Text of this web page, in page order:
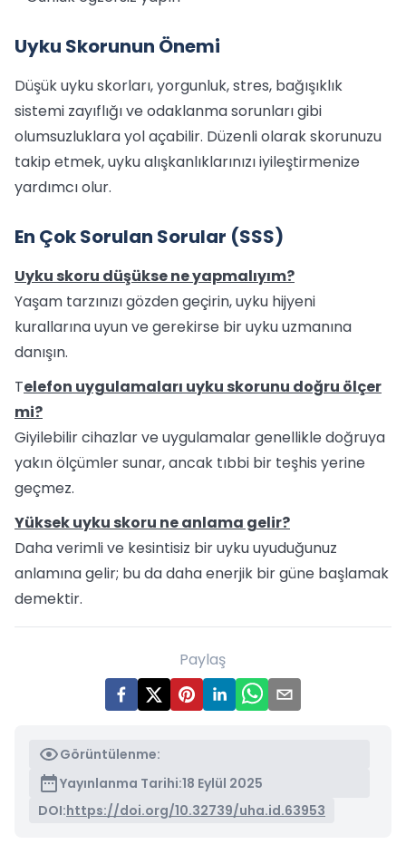
Uyku Skorunun Önemi
Düşük uyku skorları, yorgunluk, stres, bağışıklık
sistemi zayıflığı ve odaklanma sorunları gibi
olumsuzluklara yol açabilir. Düzenli olarak skorunuzu
takip etmek, uyku alışkanlıklarınızı iyileştirmenize
yardımcı olur.
En Çok Sorulan Sorular (SSS)
Uyku skoru düşükse ne yapmalıyım?
Yaşam tarzınızı gözden geçirin, uyku hijyeni
kurallarına uyun ve gerekirse bir uyku uzmanına
danışın.
Telefon uygulamaları uyku skorunu doğru ölçer
mi?
Giyilebilir cihazlar ve uygulamalar genellikle doğruya
yakın ölçümler sunar, ancak tıbbi bir teşhis yerine
geçmez.
Yüksek uyku skoru ne anlama gelir?
Daha verimli ve kesintisiz bir uyku uyuduğunuz
anlamına gelir; bu da daha enerjik bir güne başlamak
demektir.
Paylaş
Görüntülenme:
Yayınlanma Tarihi:18 Eylül 2025
DOI:https://doi.org/10.32739/uha.id.63953